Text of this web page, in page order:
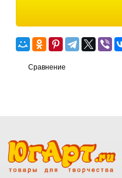
Сравнение